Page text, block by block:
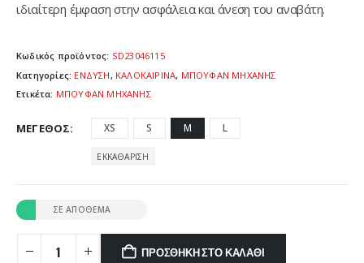
ιδιαίτερη έμφαση στην ασφάλεια και άνεση του αναβάτη.
Κωδικός προϊόντος: SD23046115
Κατηγορίες: ΕΝΔΥΣΗ , ΚΑΛΟΚΑΙΡΙΝΑ, ΜΠΟΥΦΑΝ ΜΗΧΑΝΗΣ
Ετικέτα: ΜΠΟΥΦΑΝ ΜΗΧΑΝΗΣ
ΜΈΓΕΘΟΣ XS S M L
ΕΚΚΑΘΆΡΙΣΗ
ΣΕ ΑΠΌΘΕΜΑ
ΠΡΟΣΘΉΚΗ ΣΤΟ ΚΑΛΆΘΙ